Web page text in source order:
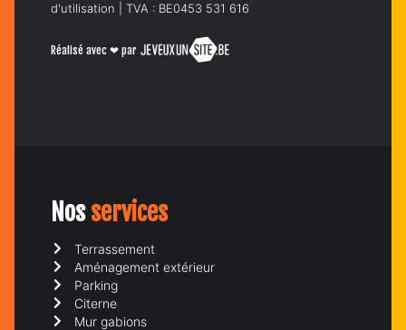
d'utilisation | TVA : BE0453 531 616
Réalisé avec ❤ par
Nosservices
Terrassement
Aménagement extérieur
Parking
Citerne
Mur gabions